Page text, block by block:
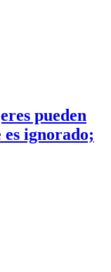
pueden
ignorado;